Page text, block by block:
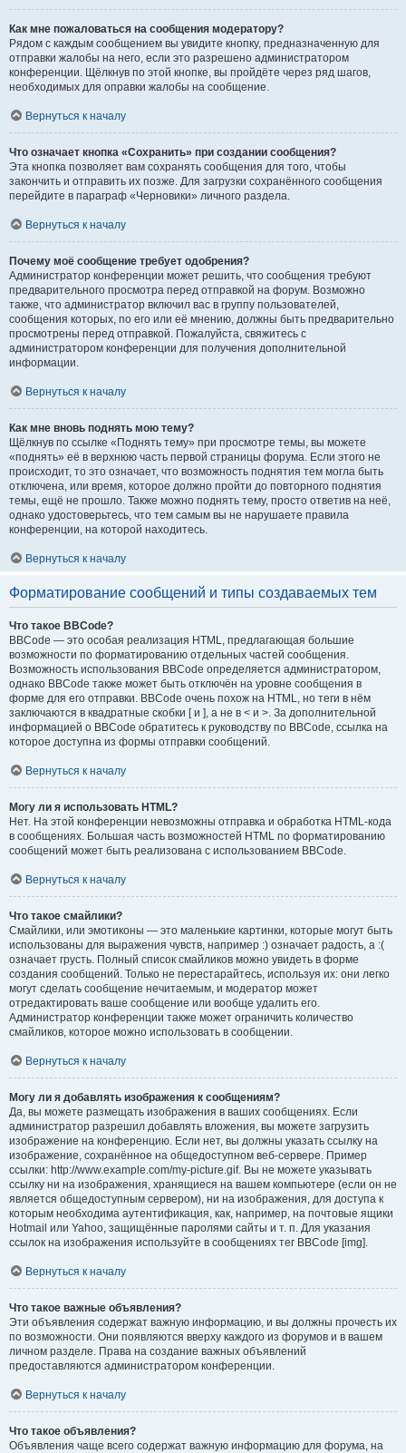
Как мне пожаловаться на сообщения модератору?
Рядом с каждым сообщением вы увидите кнопку, предназначенную для
отправки жалобы на него, если это разрешено администратором
конференции. Щёлкнув по этой кнопке, вы пройдёте через ряд шагов,
необходимых для оправки жалобы на сообщение.
Вернуться к началу
Что означает кнопка «Сохранить» при создании сообщения?
Эта кнопка позволяет вам сохранять сообщения для того, чтобы
закончить и отправить их позже. Для загрузки сохранённого сообщения
перейдите в параграф «Черновики» личного раздела.
Вернуться к началу
Почему моё сообщение требует одобрения?
Администратор конференции может решить, что сообщения требуют
предварительного просмотра перед отправкой на форум. Возможно
также, что администратор включил вас в группу пользователей,
сообщения которых, по его или её мнению, должны быть предварительно
просмотрены перед отправкой. Пожалуйста, свяжитесь с
администратором конференции для получения дополнительной
информации.
Вернуться к началу
Как мне вновь поднять мою тему?
Щёлкнув по ссылке «Поднять тему» при просмотре темы, вы можете
«поднять» её в верхнюю часть первой страницы форума. Если этого не
происходит, то это означает, что возможность поднятия тем могла быть
отключена, или время, которое должно пройти до повторного поднятия
темы, ещё не прошло. Также можно поднять тему, просто ответив на неё,
однако удостоверьтесь, что тем самым вы не нарушаете правила
конференции, на которой находитесь.
Вернуться к началу
Форматирование сообщений и типы создаваемых тем
Что такое BBCode?
BBCode — это особая реализация HTML, предлагающая большие
возможности по форматированию отдельных частей сообщения.
Возможность использования BBCode определяется администратором,
однако BBCode также может быть отключён на уровне сообщения в
форме для его отправки. BBCode очень похож на HTML, но теги в нём
заключаются в квадратные скобки [ и ], а не в < и >. За дополнительной
информацией о BBCode обратитесь к руководству по BBCode, ссылка на
которое доступна из формы отправки сообщений.
Вернуться к началу
Могу ли я использовать HTML?
Нет. На этой конференции невозможны отправка и обработка HTML-кода
в сообщениях. Большая часть возможностей HTML по форматированию
сообщений может быть реализована с использованием BBCode.
Вернуться к началу
Что такое смайлики?
Смайлики, или эмотиконы — это маленькие картинки, которые могут быть
использованы для выражения чувств, например :) означает радость, а :(
означает грусть. Полный список смайликов можно увидеть в форме
создания сообщений. Только не перестарайтесь, используя их: они легко
могут сделать сообщение нечитаемым, и модератор может
отредактировать ваше сообщение или вообще удалить его.
Администратор конференции также может ограничить количество
смайликов, которое можно использовать в сообщении.
Вернуться к началу
Могу ли я добавлять изображения к сообщениям?
Да, вы можете размещать изображения в ваших сообщениях. Если
администратор разрешил добавлять вложения, вы можете загрузить
изображение на конференцию. Если нет, вы должны указать ссылку на
изображение, сохранённое на общедоступном веб-сервере. Пример
ссылки: http://www.example.com/my-picture.gif. Вы не можете указывать
ссылку ни на изображения, хранящиеся на вашем компьютере (если он не
является общедоступным сервером), ни на изображения, для доступа к
которым необходима аутентификация, как, например, на почтовые ящики
Hotmail или Yahoo, защищённые паролями сайты и т. п. Для указания
ссылок на изображения используйте в сообщениях тег BBCode [img].
Вернуться к началу
Что такое важные объявления?
Эти объявления содержат важную информацию, и вы должны прочесть их
по возможности. Они появляются вверху каждого из форумов и в вашем
личном разделе. Права на создание важных объявлений
предоставляются администратором конференции.
Вернуться к началу
Что такое объявления?
Объявления чаще всего содержат важную информацию для форума, на